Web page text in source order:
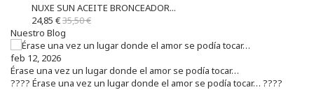
NUXE SUN ACEITE BRONCEADOR...
24,85 €35,50 €
Nuestro Blog
feb 12, 2026
Érase una vez un lugar donde el amor se podía tocar…
???? Érase una vez un lugar donde el amor se podía tocar… ????